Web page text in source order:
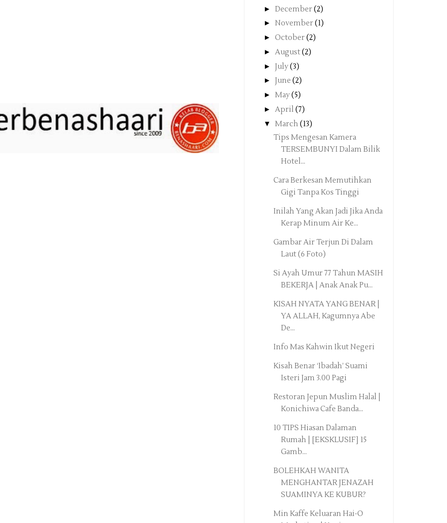
► December(2)
► November(1)
► October(2)
► August(2)
► July(3)
► June (2)
► May(5)
► April (7)
▼ March (13)
Tips Mengesan Kamera
TERSEMBUNYI Dalam Bilik
Hotel...
Cara Berkesan Memutihkan
Gigi Tanpa Kos Tinggi
Inilah Yang Akan Jadi Jika Anda
Kerap Minum Air Ke...
Gambar Air Terjun Di Dalam
Laut (6 Foto)
Si Ayah Umur 77 Tahun MASIH
BEKERJA | Anak Anak Pu...
KISAH NYATA YANG BENAR |
YA ALLAH, Kagumnya Abe
De...
Info Mas Kahwin Ikut Negeri
Kisah Benar ‘Ibadah’ Suami
Isteri Jam 3.00 Pagi
Restoran Jepun Muslim Halal |
Konichiwa Cafe Banda...
10 TIPS Hiasan Dalaman
Rumah | [EKSKLUSIF] 15
Gamb...
BOLEHKAH WANITA
MENGHANTAR JENAZAH
SUAMINYA KE KUBUR?
Min Kaffe Keluaran Hai-O